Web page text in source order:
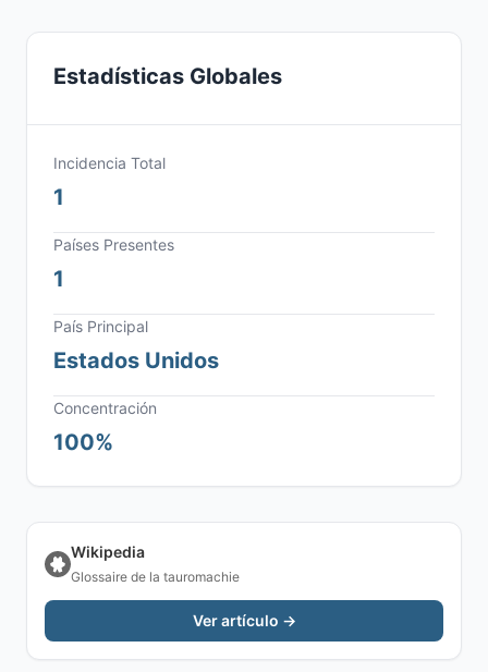
Estadísticas Globales
Incidencia Total
1
Países Presentes
1
País Principal
Estados Unidos
Concentración
100%
Wikipedia
Glossaire de la tauromachie
Ver artículo →